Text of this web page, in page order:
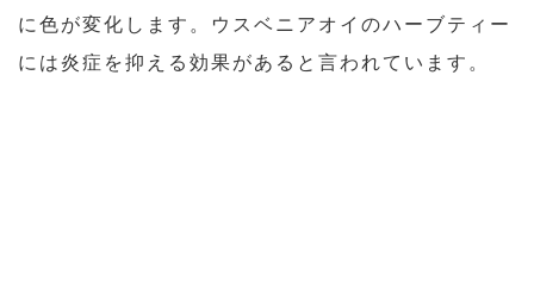
に色が変化します。ウスベニアオイのハーブティー
には炎症を抑える効果があると言われています。